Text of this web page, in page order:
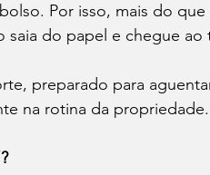
Por isso, mais do que
saia do papel e chegue ao
preparado para
na rotina da propriedade.